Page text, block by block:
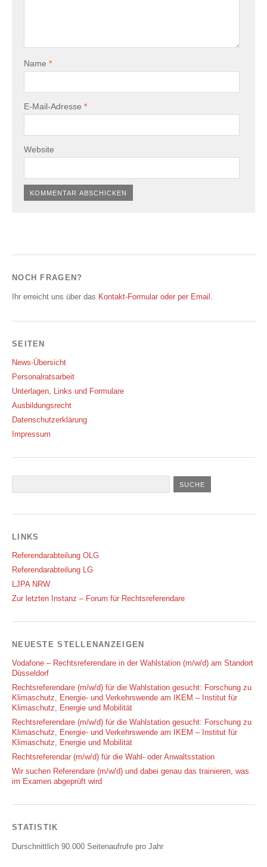
Name *
E-Mail-Adresse *
Website
NOCH FRAGEN?
Ihr erreicht uns über das Kontakt-Formular oder per Email .
SEITEN
News-Übersicht
Personalratsarbeit
Unterlagen, Links und Formulare
Ausbildungsrecht
Datenschutzerklärung
Impressum
LINKS
Referendarabteilung OLG
Referendarabteilung LG
LJPA NRW
Zur letzten Instanz – Forum für Rechtsreferendare
NEUESTE STELLENANZEIGEN
Vodafone – Rechtsreferendare in der Wahlstation (m/w/d) am Standort
Düsseldorf
Rechtsreferendare (m/w/d) für die Wahlstation gesucht: Forschung zu
Klimaschutz, Energie- und Verkehrswende am IKEM – Institut für
Klimaschutz, Energie und Mobilität
Rechtsreferendare (m/w/d) für die Wahlstation gesucht: Forschung zu
Klimaschutz, Energie- und Verkehrswende am IKEM – Institut für
Klimaschutz, Energie und Mobilität
Rechtsreferendar (m/w/d) für die Wahl- oder Anwaltsstation
Wir suchen Referendare (m/w/d) und dabei genau das trainieren, was
im Examen abgeprüft wird
STATISTIK
Durschnittlich 90.000 Seitenaufrufe pro Jahr